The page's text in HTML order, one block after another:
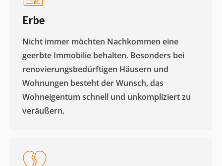
Erbe
Nicht immer möchten Nachkommen eine
geerbte Immobilie behalten. Besonders bei
renovierungsbedürftigen Häusern und
Wohnungen besteht der Wunsch, das
Wohneigentum schnell und unkompliziert zu
veräußern. ​